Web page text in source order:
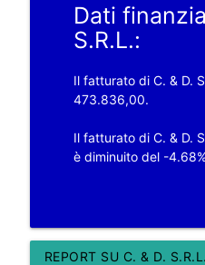
Dati
S.R.L.:
Il fatturato di C. & D.
473.836,00.
Il fatturato di C. & D.
è diminuito del -
REPORT SU C. & D. S.R.L.